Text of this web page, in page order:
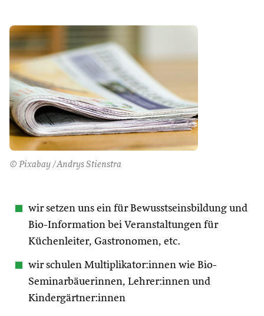
© Pixabay /Andrys Stienstra
wir setzen uns ein für Bewusstseinsbildung und
Bio-Information bei Veranstaltungen für
Küchenleiter, Gastronomen, etc.
wir schulen Multiplikator:innen wie Bio-
Seminarbäuerinnen, Lehrer:innen und
Kindergärtner:innen